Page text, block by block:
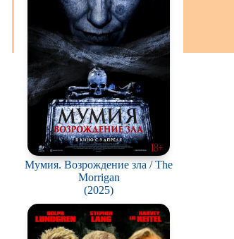
Мумия. Возрождение зла / The
Morrigan
(2025)